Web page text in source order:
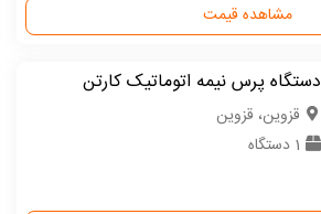
مشاهده قیمت
دستگاه پرس نیمه اتوماتیک کارتن
قزوین، قزوین
1 دستگاه